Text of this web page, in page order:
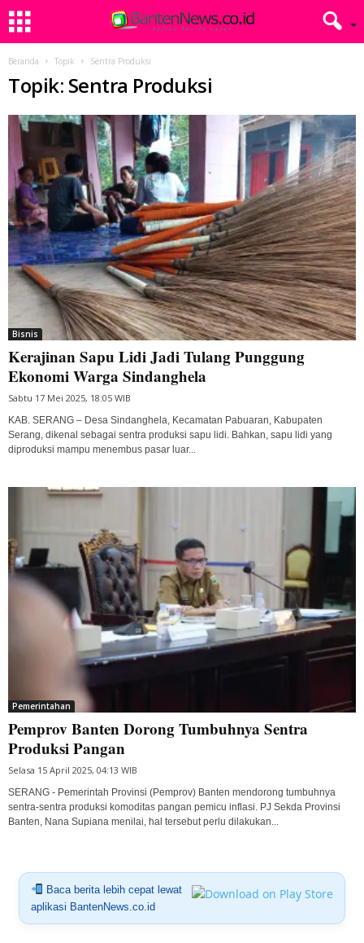
Beranda Topik Sentra Produksi
Topik: Sentra Produksi
Bisnis
Kerajinan Sapu Lidi Jadi Tulang Punggung
Ekonomi Warga Sindanghela
Sabtu 17 Mei 2025, 18:05 WIB
KAB. SERANG – Desa Sindanghela, Kecamatan Pabuaran, Kabupaten
Serang, dikenal sebagai sentra produksi sapu lidi. Bahkan, sapu lidi yang
diproduksi mampu menembus pasar luar...
Pemerintahan
Pemprov Banten Dorong Tumbuhnya Sentra
Produksi Pangan
Selasa 15 April 2025, 04:13 WIB
SERANG - Pemerintah Provinsi (Pemprov) Banten mendorong tumbuhnya
sentra-sentra produksi komoditas pangan pemicu inflasi. PJ Sekda Provinsi
Banten, Nana Supiana menilai, hal tersebut perlu dilakukan...
Baca berita lebih cepat lewat
aplikasi BantenNews.co.id